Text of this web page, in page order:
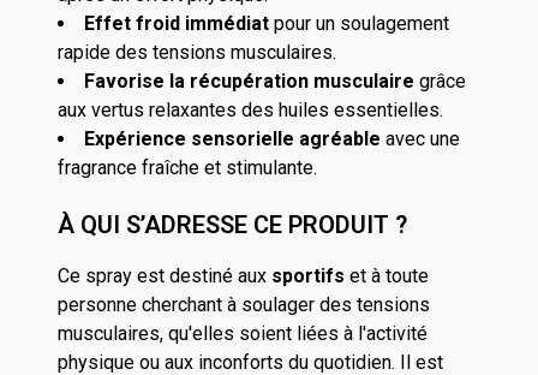
Effet froid immédiat pour un soulagement
rapide des tensions musculaires.
Favorise la récupération musculaire grâce
aux vertus relaxantes des huiles essentielles.
Expérience sensorielle agréable avec une
fragrance fraîche et stimulante.
À QUI S’ADRESSE CE PRODUIT ?
Ce spray est destiné aux sportifs et à toute
personne cherchant à soulager des tensions
musculaires, qu'elles soient liées à l'activité
physique ou aux inconforts du quotidien. Il est